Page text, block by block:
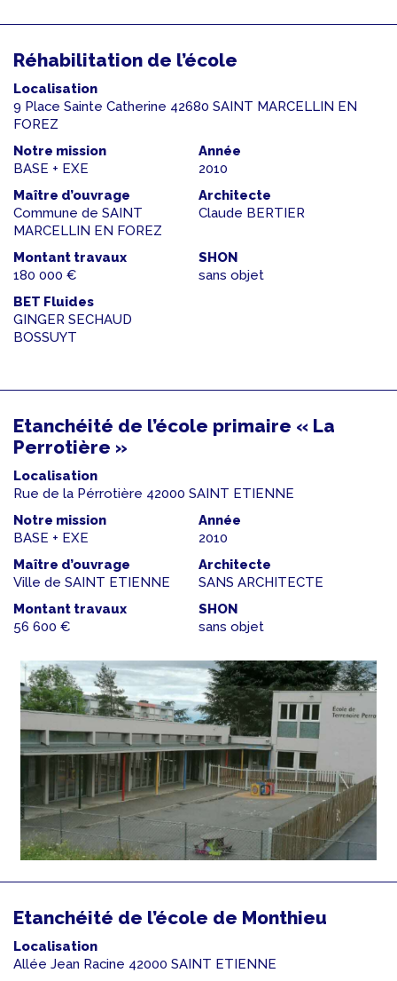
Réhabilitation de l’école
Localisation
9 Place Sainte Catherine 42680 SAINT MARCELLIN EN
FOREZ
Notre mission
BASE + EXE
Année
2010
Maître d’ouvrage
Commune de SAINT
MARCELLIN EN FOREZ
Architecte
Claude BERTIER
Montant travaux
180 000 €
SHON
sans objet
BET Fluides
GINGER SECHAUD
BOSSUYT
Etanchéité de l’école primaire « La
Perrotière »
Localisation
Rue de la Pérrotière 42000 SAINT ETIENNE
Notre mission
BASE + EXE
Année
2010
Maître d’ouvrage
Ville de SAINT ETIENNE
Architecte
SANS ARCHITECTE
Montant travaux
56 600 €
SHON
sans objet
Etanchéité de l’école de Monthieu
Localisation
Allée Jean Racine 42000 SAINT ETIENNE